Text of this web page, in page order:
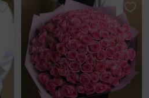
Добавить в избранное